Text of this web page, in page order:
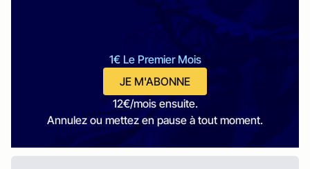
1€ Le Premier Mois
JE M'ABONNE
12€/mois ensuite.
Annulez ou mettez en pause à tout moment.